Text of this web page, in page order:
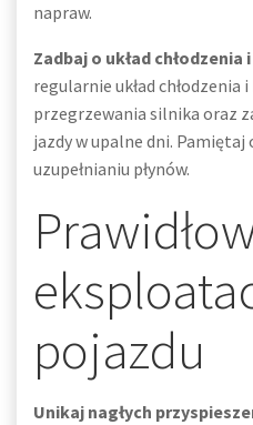
napraw.
Zadbaj o układ
regularnie układ
przegrzewania silnika oraz
jazdy w upalne dni.
uzupełnianiu płynów.
pojazdu
Unikaj nagłych